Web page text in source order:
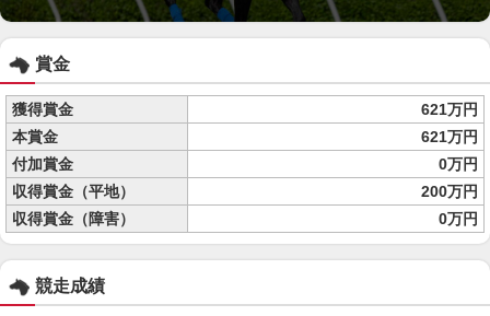
賞金
獲得賞金
621万円
本賞金
621万円
付加賞金
0万円
収得賞金（平地）
200万円
収得賞金（障害）
0万円
競走成績